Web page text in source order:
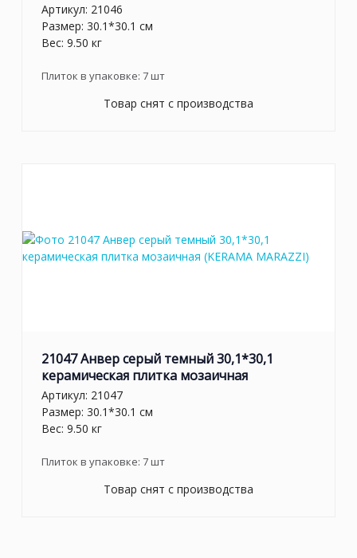
Артикул: 21046
Размер: 30.1*30.1 см
Вес: 9.50 кг
Плиток в упаковке: 7шт
Товар снят с производства
21047 Анвер серый темный 30,1*30,1
керамическая плитка мозаичная
Артикул: 21047
Размер: 30.1*30.1 см
Вес: 9.50 кг
Плиток в упаковке: 7шт
Товар снят с производства